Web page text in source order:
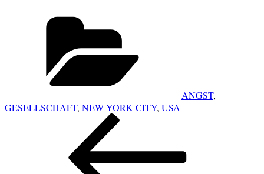
ANGST,
GESELLSCHAFT, NEW YORK CITY, USA